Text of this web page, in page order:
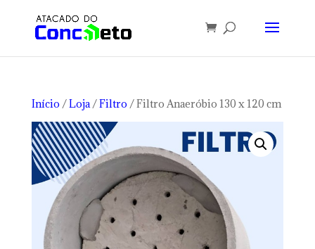
Início /Loja/Filtro / Filtro Anaeróbio 130 x 120 cm